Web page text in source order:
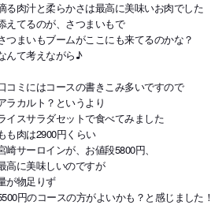
る肉汁と柔らかさは最高に美味いお肉でした
えてるのが、さつまいもで
つまいもブームがここにも来てるのかな？
んて考えながら♪
コミにはコースの書きこみ多いですので
ラカルト？というより
イスサラダセットで食べてみました
も肉は2900円くらい
崎サーロインが、お値段5800円、
高に美味しいのですが
が物足りず
円のコースの方がよいかも？と感じました！